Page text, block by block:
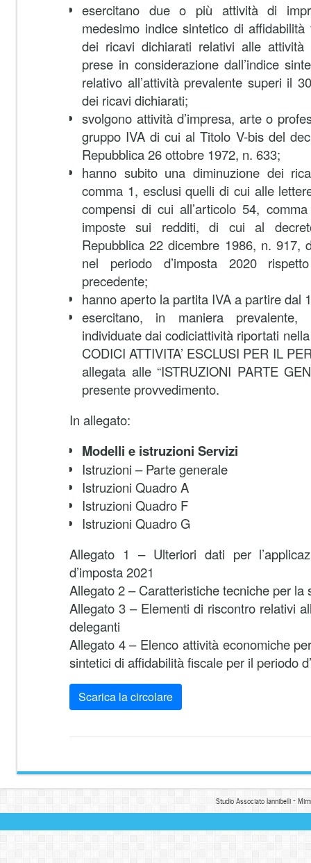
esercitano due o più attività di
medesimo indice sintetico di affidabilità
dei ricavi dichiarati relativi alle
prese in considerazione dall’indice
relativo all’attività prevalente superi il
dei ricavi dichiarati;
svolgono attività d’impresa, arte o
gruppo IVA di cui al Titolo V-bis del
Repubblica 26 ottobre 1972, n. 633;
hanno subito una diminuzione dei
comma 1, esclusi quelli di cui alle
compensi di cui all’articolo 54,
imposte sui redditi, di cui al
Repubblica 22 dicembre 1986, n. 917,
nel periodo d’imposta 2020
precedente;
hanno aperto la partita IVA a partire dal
esercitano, in maniera prevalente,
individuate dai codiciattività riportati
CODICI ATTIVITA’ ESCLUSI PER IL
allegata alle “ISTRUZIONI PARTE
presente provvedimento.
In allegato:
Modelli e istruzioni Servizi
Istruzioni – Parte generale
Istruzioni Quadro A
Istruzioni Quadro F
Istruzioni Quadro G
Allegato 1 – Ulteriori dati per
d’imposta 2021
Allegato 2 – Caratteristiche tecniche per la
Allegato 3 – Elementi di riscontro relativi
deleganti
Allegato 4 – Elenco attività economiche
sintetici di affidabilità fiscale per il periodo
Scarica la circolare
Studio Associato Iannibelli -